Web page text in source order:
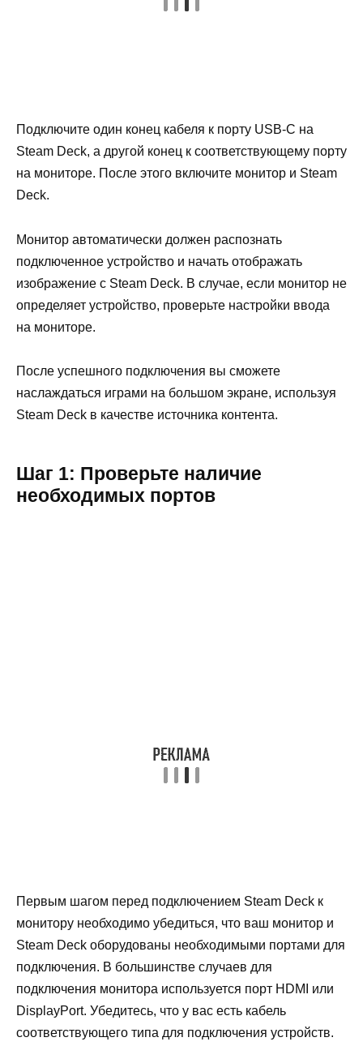
Подключите один конец кабеля к порту USB-C на
Steam Deck, а другой конец к соответствующему порту
на мониторе. После этого включите монитор и Steam
Deck.
Монитор автоматически должен распознать
подключенное устройство и начать отображать
изображение с Steam Deck. В случае, если монитор не
определяет устройство, проверьте настройки ввода
на мониторе.
После успешного подключения вы сможете
наслаждаться играми на большом экране, используя
Steam Deck в качестве источника контента.
Шаг 1: Проверьте наличие
необходимых портов
Первым шагом перед подключением Steam Deck к
монитору необходимо убедиться, что ваш монитор и
Steam Deck оборудованы необходимыми портами для
подключения. В большинстве случаев для
подключения монитора используется порт HDMI или
DisplayPort. Убедитесь, что у вас есть кабель
соответствующего типа для подключения устройств.